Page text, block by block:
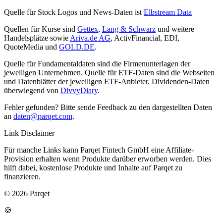
Quelle für Stock Logos und News-Daten ist Elbstream Data
Quellen für Kurse sind Gettex, Lang & Schwarz und weitere
Handelsplätze sowie Ariva.de AG, ActivFinancial, EDI,
QuoteMedia und GOLD.DE.
Quelle für Fundamentaldaten sind die Firmenunterlagen der
jeweiligen Unternehmen. Quelle für ETF-Daten sind die Webseiten
und Datenblätter der jeweiligen ETF-Anbieter. Dividenden-Daten
überwiegend von DivvyDiary.
Fehler gefunden? Bitte sende Feedback zu den dargestellten Daten
an daten@parqet.com.
Link Disclaimer
Für manche Links kann Parqet Fintech GmbH eine Affiliate-
Provision erhalten wenn Produkte darüber erworben werden. Dies
hilft dabei, kostenlose Produkte und Inhalte auf Parqet zu
finanzieren.
© 2026 Parqet
🍪